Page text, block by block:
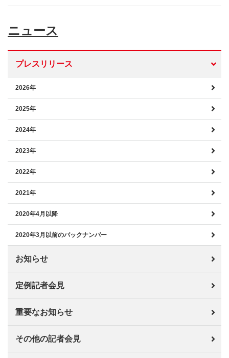
ニュース
プレスリリース
2026年
2025年
2024年
2023年
2022年
2021年
2020年4月以降
2020年3月以前のバックナンバー
お知らせ
定例記者会見
重要なお知らせ
その他の記者会見